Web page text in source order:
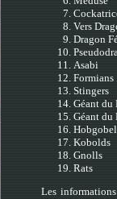
Vers
Dragon
Asabi
Formians
Stingers
Géant du
Géant du
Kobolds
Gnolls
Rats
Les